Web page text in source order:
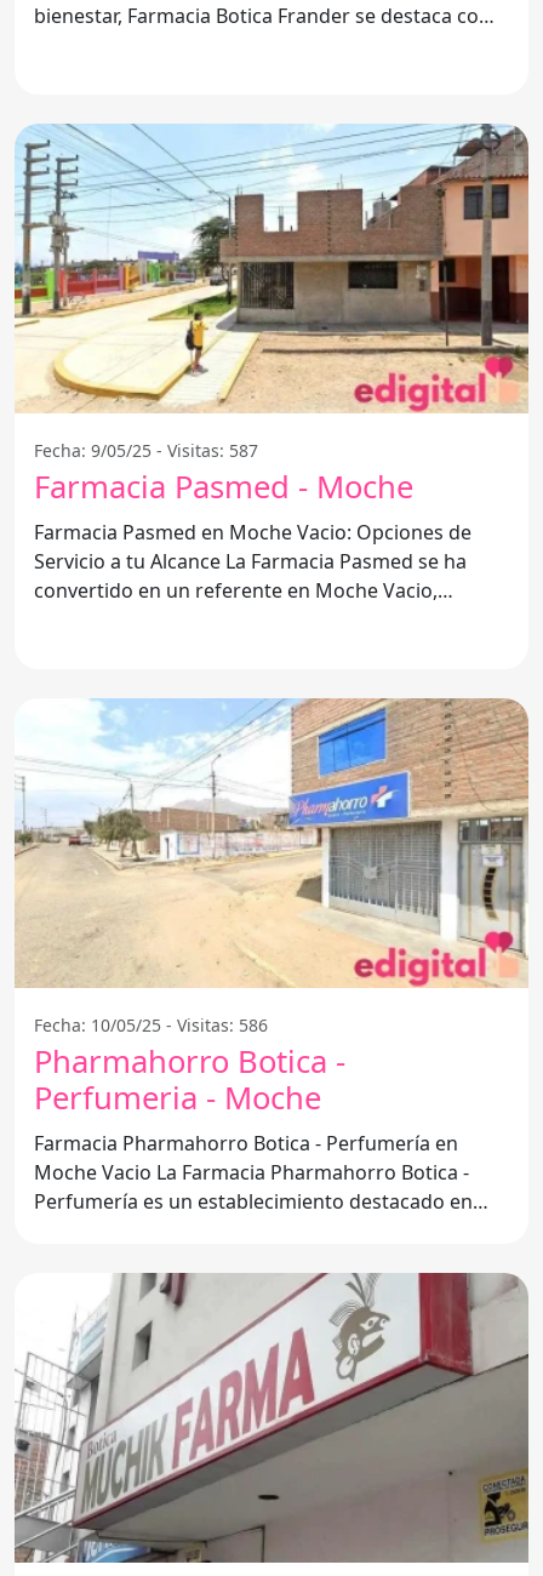
bienestar, Farmacia Botica Frander se destaca como
Fecha: 9/05/25 - Visitas: 587
Farmacia Pasmed - Moche
Farmacia Pasmed en Moche Vacio: Opciones de
Servicio a tu Alcance La Farmacia Pasmed se ha
convertido en un referente en Moche Vacio,
Fecha: 10/05/25 - Visitas: 586
Pharmahorro Botica -
Perfumeria - Moche
Farmacia Pharmahorro Botica - Perfumería en
Moche Vacio La Farmacia Pharmahorro Botica -
Perfumería es un establecimiento destacado en